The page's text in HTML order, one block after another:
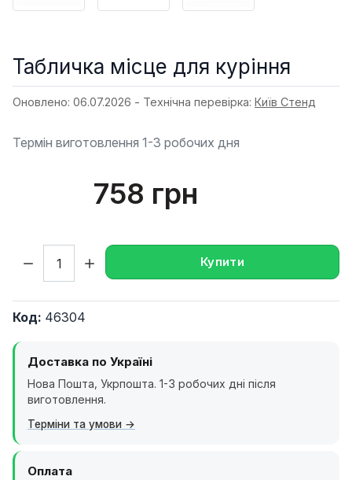
Табличка місце для куріння
Оновлено: 06.07.2026 - Технічна перевірка: Київ Стенд
Термін виготовлення 1-3 робочих дня
758 грн
Купити
Код: 46304
Доставка по Україні
Нова Пошта, Укрпошта. 1-3 робочих дні після
виготовлення.
Терміни та умови
Оплата